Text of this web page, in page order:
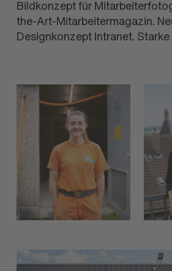
Bildkonzept für
the-Art-Mitarbeitermagazin.
Designkonzept Intranet.